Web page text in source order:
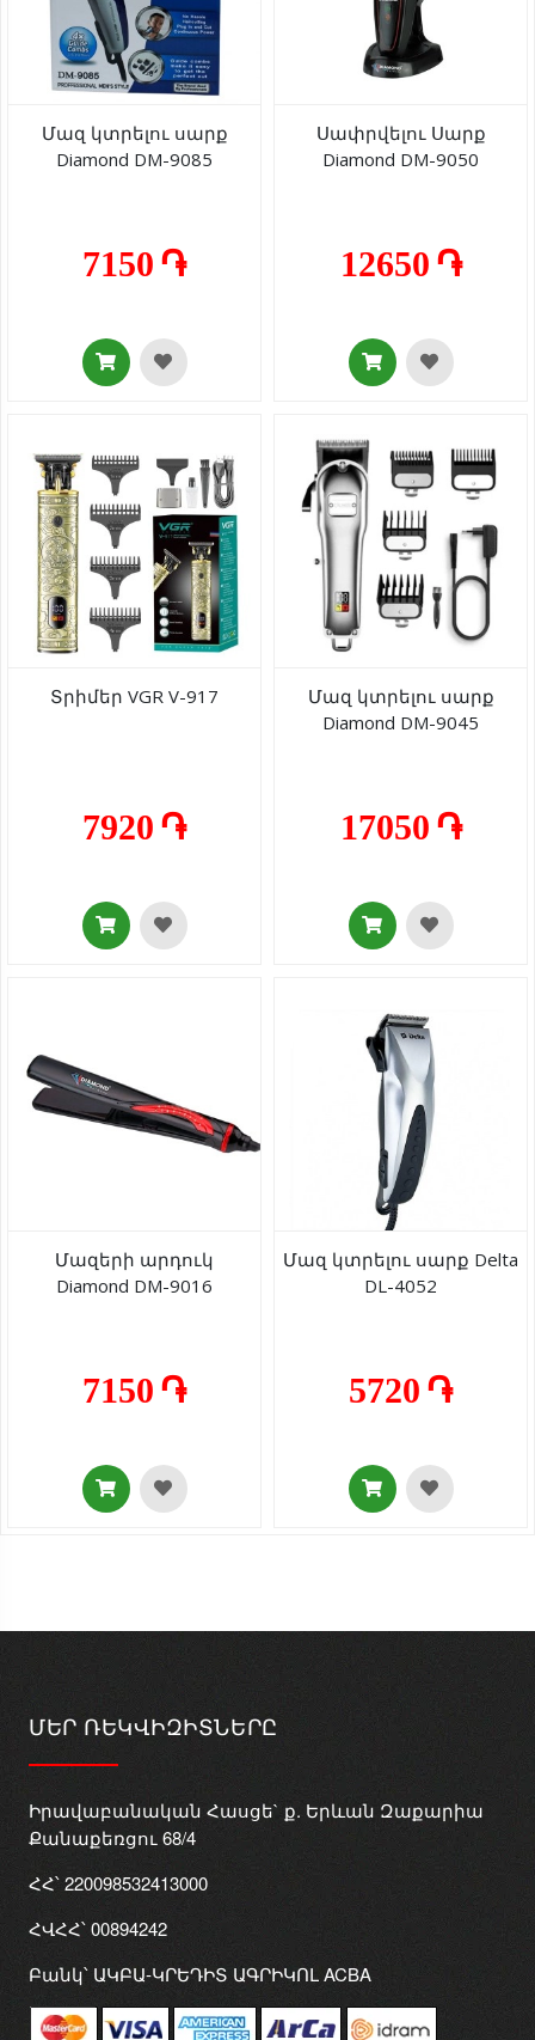
Մազ կտրելու սարք
Diamond DM-9085
7150 ֏
Սափրվելու Սարք
Diamond DM-9050
12650 ֏
Տրիմեր VGR V-917
7920 ֏
Մազ կտրելու սարք
Diamond DM-9045
17050 ֏
Մազերի արդուկ
Diamond DM-9016
7150 ֏
Մազ կտրելու սարք Delta
DL-4052
5720 ֏
ՄԵՐ ՌԵԿՎԻԶԻՏՆԵՐԸ
Իրավաբանական Հասցե` ք. Երևան Զաքարիա
Քանաքեռցու 68/4
ՀՀ՝ 220098532413000
ՀՎՀՀ՝ 00894242
Բանկ՝ ԱԿԲԱ-ԿՐԵԴԻՏ ԱԳՐԻԿՈԼ ACBA